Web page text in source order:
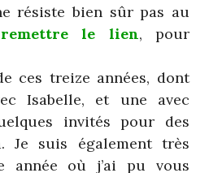
résiste bien sûr pas au
remettre le lien, pour
ces treize années, dont
Isabelle, et une avec
invités pour des
Je suis également très
année où j’ai pu vous